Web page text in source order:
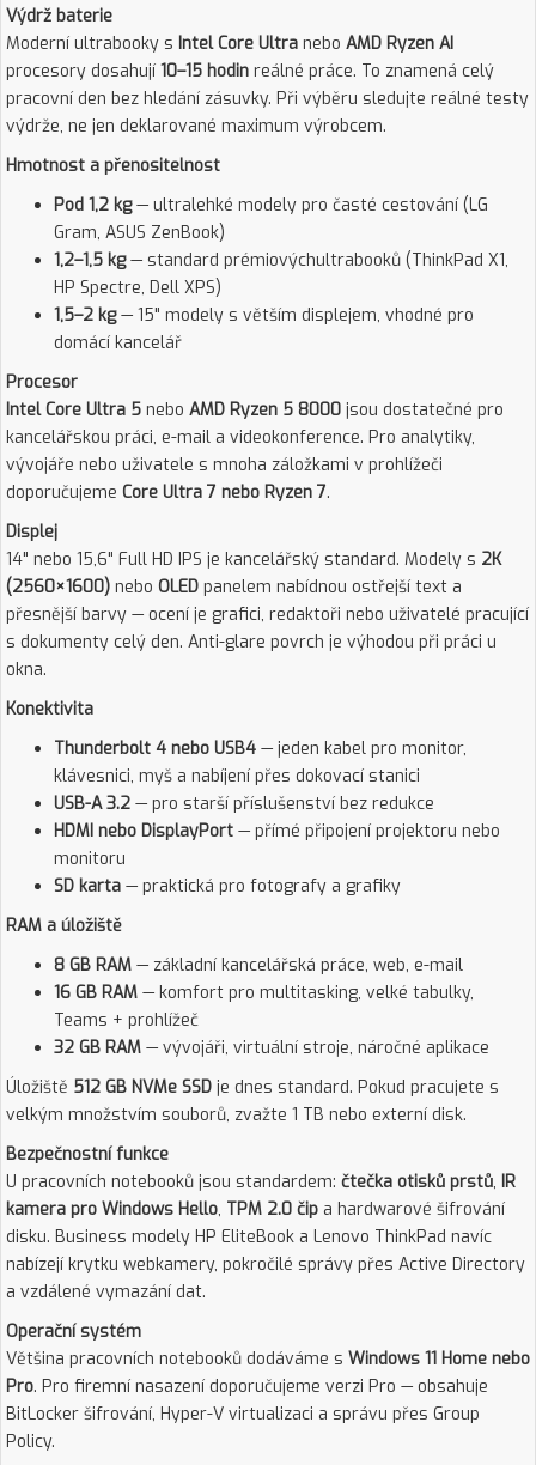
Výdrž baterie
Moderní ultrabooky s Intel Core Ultra nebo AMD Ryzen AI
procesory dosahují 10–15 hodin reálné práce. To znamená celý
pracovní den bez hledání zásuvky. Při výběru sledujte reálné testy
výdrže, ne jen deklarované maximum výrobcem.
Hmotnost a přenositelnost
Pod 1,2 kg— ultralehké modely pro časté cestování (LG
Gram, ASUS ZenBook)
1,2–1,5 kg— standard prémiovýchultrabooků (ThinkPad X1,
HP Spectre, Dell XPS)
1,5–2 kg— 15" modely s větším displejem, vhodné pro
domácí kancelář
Procesor
Intel Core Ultra 5 nebo AMD Ryzen 5 8000 jsou dostatečné pro
kancelářskou práci, e-mail a videokonference. Pro analytiky,
vývojáře nebo uživatele s mnoha záložkami v prohlížeči
doporučujeme Core Ultra 7 nebo Ryzen 7.
Displej
14" nebo 15,6" Full HD IPS je kancelářský standard. Modely s 2K
(2560×1600) nebo OLED panelem nabídnou ostřejší text a
přesnější barvy — ocení je grafici, redaktoři nebo uživatelé pracující
s dokumenty celý den. Anti-glare povrch je výhodou při práci u
okna.
Konektivita
Thunderbolt 4 nebo USB4 — jeden kabel pro monitor,
klávesnici, myš a nabíjení přes dokovací stanici
USB-A 3.2 — pro starší příslušenství bez redukce
HDMI nebo DisplayPort — přímé připojení projektoru nebo
monitoru
SD karta — praktická pro fotografy a grafiky
RAM a úložiště
8 GB RAM — základní kancelářská práce, web, e-mail
16 GB RAM — komfort pro multitasking, velké tabulky,
Teams + prohlížeč
32 GB RAM — vývojáři, virtuální stroje, náročné aplikace
Úložiště 512 GB NVMe SSD je dnes standard. Pokud pracujete s
velkým množstvím souborů, zvažte 1 TB nebo externí disk.
Bezpečnostní funkce
U pracovních notebooků jsou standardem: čtečka otisků prstů, IR
kamera pro Windows Hello, TPM 2.0 čip a hardwarové šifrování
disku. Business modely HP EliteBook a Lenovo ThinkPad navíc
nabízejí krytku webkamery, pokročilé správy přes Active Directory
a vzdálené vymazání dat.
Operační systém
Většina pracovních notebooků dodáváme s Windows 11 Home nebo
Pro. Pro firemní nasazení doporučujeme verzi Pro — obsahuje
BitLocker šifrování, Hyper-V virtualizaci a správu přes Group
Policy.